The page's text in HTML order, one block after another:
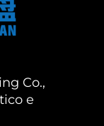
Co.,
e